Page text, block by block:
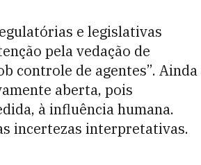
e legislativas
pela vedação de
controle de agentes”. Ainda
aberta, pois
à influência humana.
incertezas interpretativas.